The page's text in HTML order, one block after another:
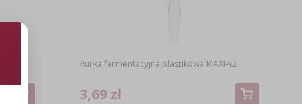
Rurka fermentacyjna plastikowa MAXI-v2
3,69 zł